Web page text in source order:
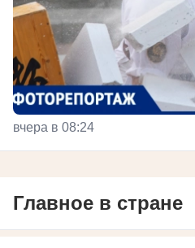
вчера в 08:24
Главное в стране